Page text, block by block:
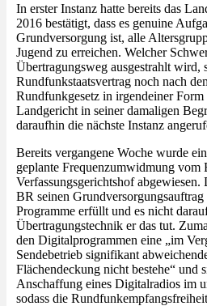
In erster Instanz hatte bereits das
2016 bestätigt, dass es genuine
Grundversorgung ist, alle
Jugend zu erreichen. Welcher
Übertragungsweg ausgestrahlt wird,
Rundfunkstaatsvertrag noch nach
Rundfunkgesetz in irgendeiner Form
Landgericht in seiner damaligen
daraufhin die nächste Instanz
Bereits vergangene Woche wurde
geplante Frequenzumwidmung vom
Verfassungsgerichtshof abgewiesen.
BR seinen Grundversorgungsauftrag
Programme erfüllt und es nicht
Übertragungstechnik er das tut.
den Digitalprogrammen eine „im
Sendebetrieb signifikant
Flächendeckung nicht bestehe“ und
Anschaffung eines Digitalradios im
sodass die